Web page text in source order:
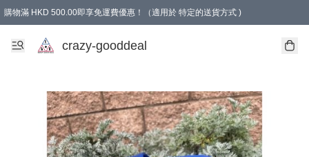
購物滿 HKD 500.00即享免運費優惠！（適用於 特定的送貨方式 )
成為會員可享免費禮品
crazy-gooddeal